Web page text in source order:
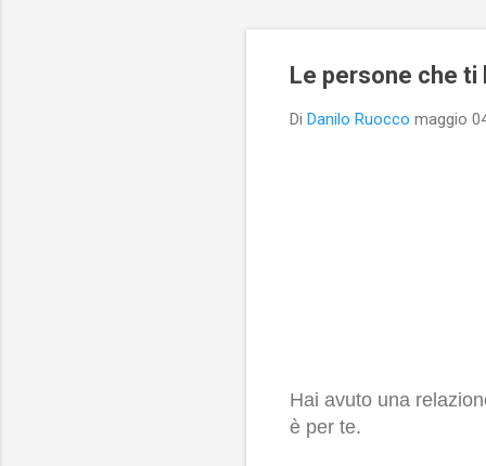
Le persone che
Di Danilo Ruocco maggio
Hai avuto una
è per te.